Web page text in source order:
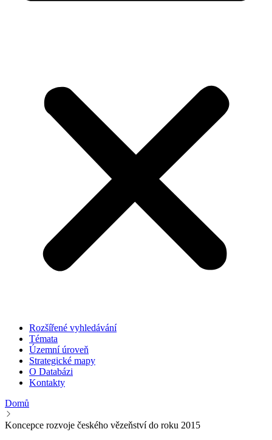
Rozšířené vyhledávání
Témata
Územní úroveň
Strategické mapy
O Databázi
Kontakty
Domů
Koncepce rozvoje českého vězeňství do roku 2015